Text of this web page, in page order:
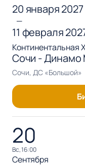
20 января 2027
—
11 февраля
Континентальная
Сочи - Динамо
Сочи, ДС «Большой»
20
вс, 16:00
Сентября